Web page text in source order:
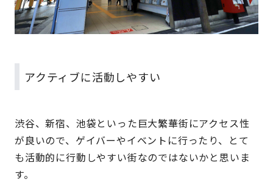
アクティブに活動しやすい
渋谷、新宿、池袋といった巨大繁華街にアクセス性
が良いので、ゲイバーやイベントに行ったり、とて
も活動的に行動しやすい街なのではないかと思いま
す。